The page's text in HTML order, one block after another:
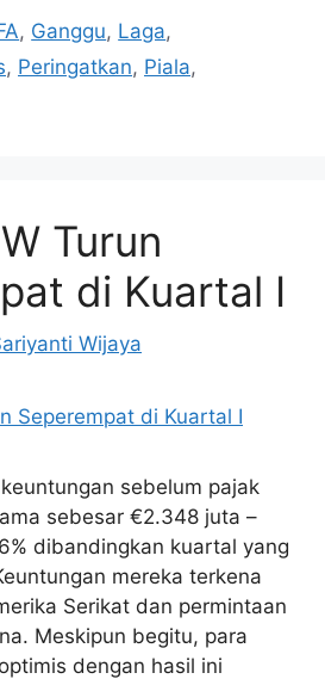
, Ganggu, Laga,
, Peringatkan, Piala,
Turun
di Kuartal I
Wijaya
sebelum pajak
sebesar €2.348 juta –
dibandingkan kuartal yang
mereka terkena
Serikat dan permintaan
Meskipun begitu, para
dengan hasil ini